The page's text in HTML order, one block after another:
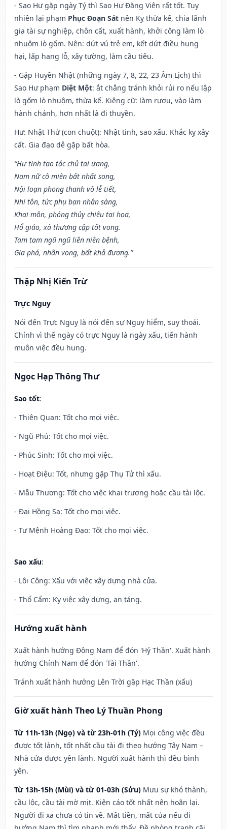
- Sao Hư gặp ngày Tý thì Sao Hư Đăng Viên rất tốt. Tuy
nhiên lại phạm Phục Đoạn Sát nên Kỵ thừa kế, chia lãnh
gia tài sự nghiệp, chôn cất, xuất hành, khởi công làm lò
nhuộm lò gốm. Nên: dứt vú trẻ em, kết dứt điều hung
hại, lấp hang lỗ, xây tường, làm cầu tiêu.
- Gặp Huyền Nhật (những ngày 7, 8, 22, 23 Âm Lịch) thì
Sao Hư phạm Diệt Một: ắt chẳng tránh khỏi rủi ro nếu lập
lò gốm lò nhuộm, thừa kế. Kiêng cữ: làm rượu, vào làm
hành chánh, hơn nhất là đi thuyền.
Hư: Nhật Thử (con chuột): Nhật tinh, sao xấu. Khắc kỵ xây
cất. Gia đạo dễ gặp bất hòa.
“Hư tinh tạo tác chủ tai ương,
Nam nữ cô miên bất nhất song,
Nội loạn phong thanh vô lễ tiết,
Nhi tôn, tức phụ bạn nhân sàng,
Khai môn, phóng thủy chiêu tai họa,
Hổ giảo, xà thương cập tốt vong.
Tam tam ngũ ngũ liên niên bệnh,
Gia phá, nhân vong, bất khả đương.”
Thập Nhị Kiến Trừ
Trực Nguy
Nói đến Trực Nguy là nói đến sự Nguy hiểm, suy thoái.
Chính vì thế ngày có trực Nguy là ngày xấu, tiến hành
muôn việc đều hung.
Ngọc Hạp Thông Thư
Sao tốt:
- Thiên Quan: Tốt cho mọi việc.
- Ngũ Phú: Tốt cho mọi việc.
- Phúc Sinh: Tốt cho mọi việc.
- Hoạt Điệu: Tốt, nhưng gặp Thụ Tử thì xấu.
- Mẫu Thương: Tốt cho việc khai trương hoặc cầu tài lộc.
- Đại Hồng Sa: Tốt cho mọi việc.
- Tư Mệnh Hoàng Đạo: Tốt cho mọi việc.
Sao xấu:
- Lôi Công: Xấu với việc xây dựng nhà cửa.
- Thổ Cẩm: Kỵ việc xây dựng, an táng.
Hướng xuất hành
Xuất hành hướng Đông Nam để đón 'Hỷ Thần'. Xuất hành
hướng Chính Nam để đón 'Tài Thần'.
Tránh xuất hành hướng Lên Trời gặp Hạc Thần (xấu)
Giờ xuất hành Theo Lý Thuần Phong
Từ 11h-13h (Ngọ) và từ 23h-01h (Tý) Mọi công việc đều
được tốt lành, tốt nhất cầu tài đi theo hướng Tây Nam –
Nhà cửa được yên lành. Người xuất hành thì đều bình
yên.
Từ 13h-15h (Mùi) và từ 01-03h (Sửu) Mưu sự khó thành,
cầu lộc, cầu tài mờ mịt. Kiện cáo tốt nhất nên hoãn lại.
Người đi xa chưa có tin về. Mất tiền, mất của nếu đi